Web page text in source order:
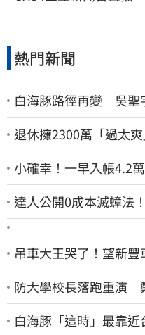
熱門新聞
白海豚路徑再變 吳聖
退休擁2300萬「過太
小確幸！一早入帳4.2
達人公開0成本滅蟑法
吊車大王哭了！望新
防大學校長落跑重演
白海豚「這時」最靠